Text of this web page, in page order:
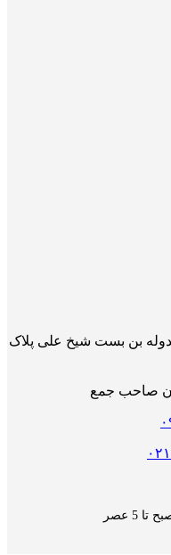
بن بست شیخ علی پلاک
صاحب جمع